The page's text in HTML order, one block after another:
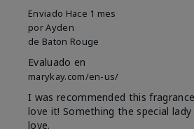
Enviado Hace 1 mes
porAyden
de Baton Rouge
Evaluado en
marykay.com/en-us/
I was recommended this
love it! Something the special
love.